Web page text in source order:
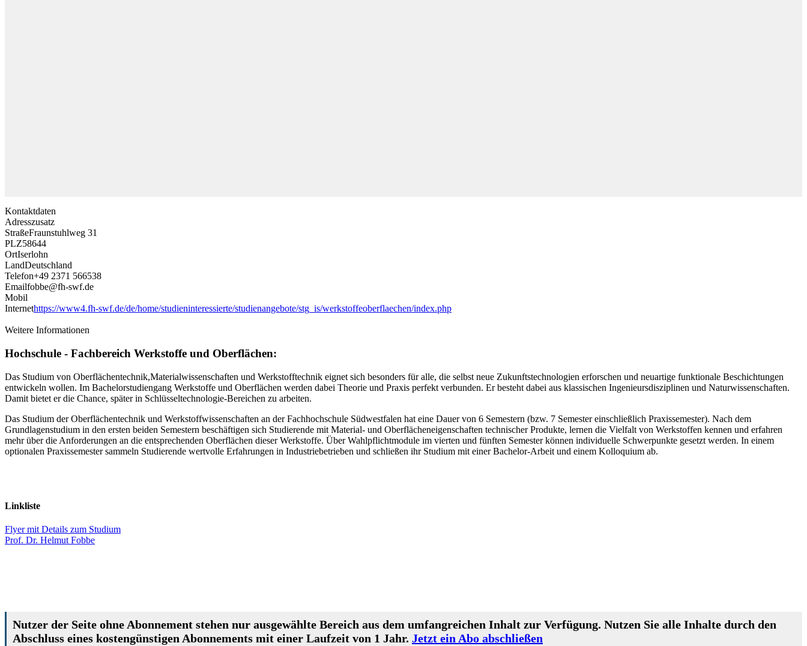
Kontaktdaten
Adresszusatz
StraßeFraunstuhlweg 31
PLZ58644
OrtIserlohn
LandDeutschland
Telefon+49 2371 566538
Emailfobbe@fh-swf.de
Mobil
Internethttps://www4.fh-swf.de/de/home/studieninteressierte/studienangebote/stg_is/werkstoffeoberflaechen/index.php
Weitere Informationen
Hochschule - Fachbereich Werkstoffe und Oberflächen:
Das Studium von Oberflächentechnik,Materialwissenschaften und Werkstofftechnik eignet sich besonders für alle, die selbst neue Zukunftstechnologien erforschen und neuartige funktionale Beschichtungen
entwickeln wollen. Im Bachelorstudiengang Werkstoffe und Oberflächen werden dabei Theorie und Praxis perfekt verbunden. Er besteht dabei aus klassischen Ingenieursdisziplinen und Naturwissenschaften.
Damit bietet er die Chance, später in Schlüsseltechnologie-Bereichen zu arbeiten.
Das Studium der Oberflächentechnik und Werkstoffwissenschaften an der Fachhochschule Südwestfalen hat eine Dauer von 6 Semestern (bzw. 7 Semester einschließlich Praxissemester). Nach dem
Grundlagenstudium in den ersten beiden Semestern beschäftigen sich Studierende mit Material- und Oberflächeneigenschaften technischer Produkte, lernen die Vielfalt von Werkstoffen kennen und erfahren
mehr über die Anforderungen an die entsprechenden Oberflächen dieser Werkstoffe. Über Wahlpflichtmodule im vierten und fünften Semester können individuelle Schwerpunkte gesetzt werden. In einem
optionalen Praxissemester sammeln Studierende wertvolle Erfahrungen in Industriebetrieben und schließen ihr Studium mit einer Bachelor-Arbeit und einem Kolloquium ab.
Linkliste
Flyer mit Details zum Studium
Prof. Dr. Helmut Fobbe
Nutzer der Seite ohne Abonnement stehen nur ausgewählte Bereich aus dem umfangreichen Inhalt zur Verfügung. Nutzen Sie alle Inhalte durch den
Abschluss eines kostengünstigen Abonnements mit einer Laufzeit von 1 Jahr. Jetzt ein Abo abschließen